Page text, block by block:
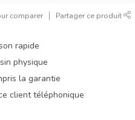
comparer Partager ce produit
rapide
physique
la garantie
client téléphonique